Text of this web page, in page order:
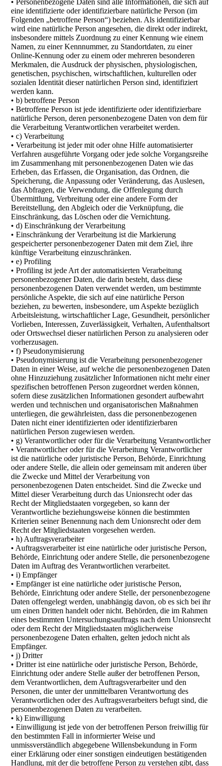
• Personenbezogene Daten sind alle Informationen, die sich auf
eine identifizierte oder identifizierbare natürliche Person (im
Folgenden „betroffene Person“) beziehen. Als identifizierbar
wird eine natürliche Person angesehen, die direkt oder indirekt,
insbesondere mittels Zuordnung zu einer Kennung wie einem
Namen, zu einer Kennnummer, zu Standortdaten, zu einer
Online-Kennung oder zu einem oder mehreren besonderen
Merkmalen, die Ausdruck der physischen, physiologischen,
genetischen, psychischen, wirtschaftlichen, kulturellen oder
sozialen Identität dieser natürlichen Person sind, identifiziert
werden kann.
• b) betroffene Person
• Betroffene Person ist jede identifizierte oder identifizierbare
natürliche Person, deren personenbezogene Daten von dem für
die Verarbeitung Verantwortlichen verarbeitet werden.
• c) Verarbeitung
• Verarbeitung ist jeder mit oder ohne Hilfe automatisierter
Verfahren ausgeführte Vorgang oder jede solche Vorgangsreihe
im Zusammenhang mit personenbezogenen Daten wie das
Erheben, das Erfassen, die Organisation, das Ordnen, die
Speicherung, die Anpassung oder Veränderung, das Auslesen,
das Abfragen, die Verwendung, die Offenlegung durch
Übermittlung, Verbreitung oder eine andere Form der
Bereitstellung, den Abgleich oder die Verknüpfung, die
Einschränkung, das Löschen oder die Vernichtung.
• d) Einschränkung der Verarbeitung
• Einschränkung der Verarbeitung ist die Markierung
gespeicherter personenbezogener Daten mit dem Ziel, ihre
künftige Verarbeitung einzuschränken.
• e) Profiling
• Profiling ist jede Art der automatisierten Verarbeitung
personenbezogener Daten, die darin besteht, dass diese
personenbezogenen Daten verwendet werden, um bestimmte
persönliche Aspekte, die sich auf eine natürliche Person
beziehen, zu bewerten, insbesondere, um Aspekte bezüglich
Arbeitsleistung, wirtschaftlicher Lage, Gesundheit, persönlicher
Vorlieben, Interessen, Zuverlässigkeit, Verhalten, Aufenthaltsort
oder Ortswechsel dieser natürlichen Person zu analysieren oder
vorherzusagen.
• f) Pseudonymisierung
• Pseudonymisierung ist die Verarbeitung personenbezogener
Daten in einer Weise, auf welche die personenbezogenen Daten
ohne Hinzuziehung zusätzlicher Informationen nicht mehr einer
spezifischen betroffenen Person zugeordnet werden können,
sofern diese zusätzlichen Informationen gesondert aufbewahrt
werden und technischen und organisatorischen Maßnahmen
unterliegen, die gewährleisten, dass die personenbezogenen
Daten nicht einer identifizierten oder identifizierbaren
natürlichen Person zugewiesen werden.
• g) Verantwortlicher oder für die Verarbeitung Verantwortlicher
• Verantwortlicher oder für die Verarbeitung Verantwortlicher
ist die natürliche oder juristische Person, Behörde, Einrichtung
oder andere Stelle, die allein oder gemeinsam mit anderen über
die Zwecke und Mittel der Verarbeitung von
personenbezogenen Daten entscheidet. Sind die Zwecke und
Mittel dieser Verarbeitung durch das Unionsrecht oder das
Recht der Mitgliedstaaten vorgegeben, so kann der
Verantwortliche beziehungsweise können die bestimmten
Kriterien seiner Benennung nach dem Unionsrecht oder dem
Recht der Mitgliedstaaten vorgesehen werden.
• h) Auftragsverarbeiter
• Auftragsverarbeiter ist eine natürliche oder juristische Person,
Behörde, Einrichtung oder andere Stelle, die personenbezogene
Daten im Auftrag des Verantwortlichen verarbeitet.
• i) Empfänger
• Empfänger ist eine natürliche oder juristische Person,
Behörde, Einrichtung oder andere Stelle, der personenbezogene
Daten offengelegt werden, unabhängig davon, ob es sich bei ihr
um einen Dritten handelt oder nicht. Behörden, die im Rahmen
eines bestimmten Untersuchungsauftrags nach dem Unionsrecht
oder dem Recht der Mitgliedstaaten möglicherweise
personenbezogene Daten erhalten, gelten jedoch nicht als
Empfänger.
• j) Dritter
• Dritter ist eine natürliche oder juristische Person, Behörde,
Einrichtung oder andere Stelle außer der betroffenen Person,
dem Verantwortlichen, dem Auftragsverarbeiter und den
Personen, die unter der unmittelbaren Verantwortung des
Verantwortlichen oder des Auftragsverarbeiters befugt sind, die
personenbezogenen Daten zu verarbeiten.
• k) Einwilligung
• Einwilligung ist jede von der betroffenen Person freiwillig für
den bestimmten Fall in informierter Weise und
unmissverständlich abgegebene Willensbekundung in Form
einer Erklärung oder einer sonstigen eindeutigen bestätigenden
Handlung, mit der die betroffene Person zu verstehen gibt, dass